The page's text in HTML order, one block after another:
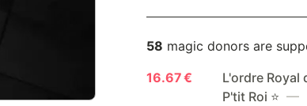
58 magic donors are
16.67 €
L'ordre Royal
P'tit Roi ⭐️ —